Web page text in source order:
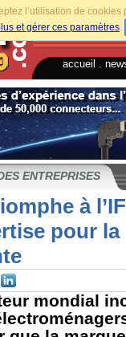
l’utilisation de
et gérer ces paramètres.
accueil
ENTREPRISES
à
pour la
mondial